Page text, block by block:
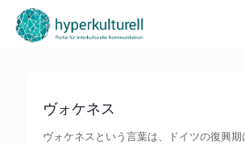
ヴォケネス
ヴォケネスという言葉は、ドイツの復興